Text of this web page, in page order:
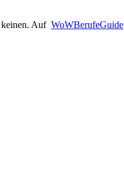
keinen. Auf WoWBerufeGuide